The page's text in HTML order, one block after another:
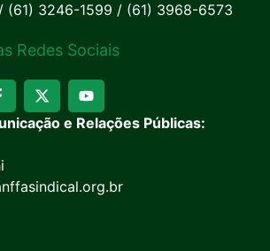
(61) 3246-1599 / (61) 3968-6573
Redes Sociais
e Relações Públicas: